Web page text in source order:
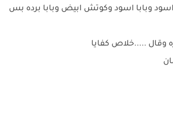
وبابا اسود وكوتش ابيض وبابا برده بس
وقال .....خلاص كفايا